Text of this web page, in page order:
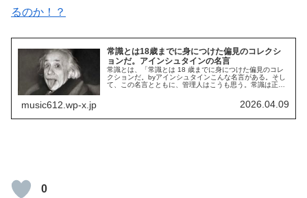
るのか！？
常識とは18歳までに身につけた偏見のコレクシ
ョンだ。アインシュタインの名言
常識とは、「常識とは 18 歳までに身につけた偏見のコレ
クションだ。byアインシュタインこんな名言がある。そし
て、この名言とともに、管理人はこうも思う。常識は正し
music612.wp-x.jp 2026.04.09
0